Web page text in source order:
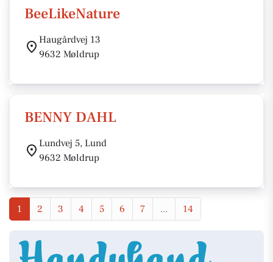
BeeLikeNature
Haugårdvej 13
9632 Møldrup
BENNY DAHL
Lundvej 5, Lund
9632 Møldrup
1 2 3 4 5 6 7 ... 14